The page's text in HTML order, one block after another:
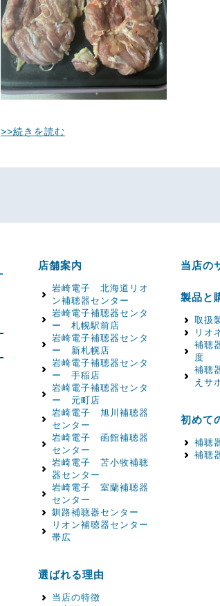
>>続きを読む
店舗案内
岩崎電子 北海道リオ
ン補聴器センター
岩崎電子補聴器センタ
ー 札幌駅前店
岩崎電子補聴器センタ
ー 新札幌店
岩崎電子補聴器センタ
ー 手稲店
岩崎電子補聴器センタ
ー 元町店
岩崎電子 旭川補聴器
センター
岩崎電子 函館補聴器
センター
岩崎電子 苫小牧補聴
器センター
岩崎電子 室蘭補聴器
センター
釧路補聴器センター
リオン補聴器センター
帯広
選ばれる理由
当店の特徴
当店の
製品と
取扱
リオ
補聴
度
補聴
えサ
初めて
補聴
補聴